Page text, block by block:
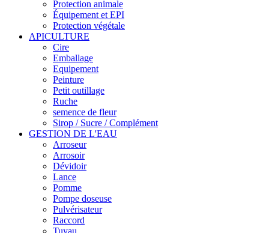
Protection animale
Équipement et EPI
Protection végétale
APICULTURE
Cire
Emballage
Equipement
Peinture
Petit outillage
Ruche
semence de fleur
Sirop / Sucre / Complément
GESTION DE L'EAU
Arroseur
Arrosoir
Dévidoir
Lance
Pomme
Pompe doseuse
Pulvérisateur
Raccord
Tuyau